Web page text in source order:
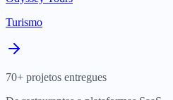
Turismo
70+ projetos entregues